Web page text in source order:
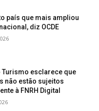
país que mais ampliou
diz OCDE
esclarece que
não estão sujeitos
à FNRH Digital